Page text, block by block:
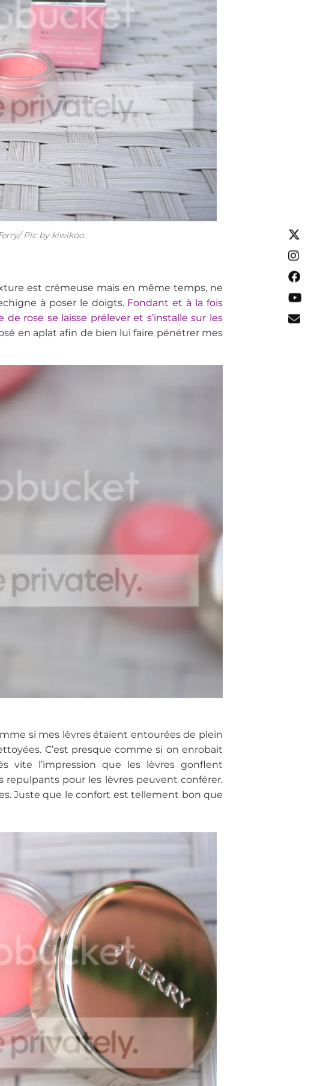
Pic by kiwikoo.
est crémeuse mais en même temps, ne
à poser le doigts. Fondant et à la fois
rose se laisse prélever et s’installe sur les
en aplat afin de bien lui faire pénétrer mes
si mes lèvres étaient entourées de plein
C’est presque comme si on enrobait
vite l’impression que les lèvres gonflent
pour les lèvres peuvent conférer.
Juste que le confort est tellement bon que